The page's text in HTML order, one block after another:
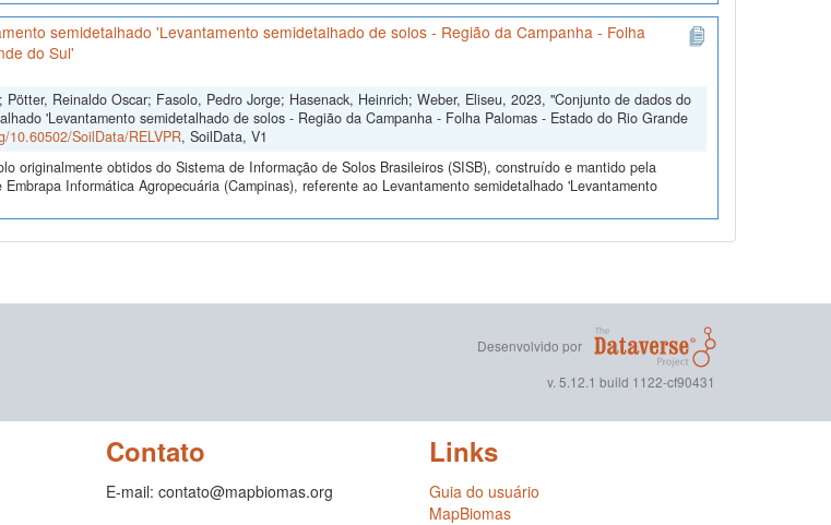
semidetalhado 'Levantamento semidetalhado de solos - Região da Campanha - Folha
do Sul'
Pötter, Reinaldo Oscar; Fasolo, Pedro Jorge; Hasenack, Heinrich; Weber, Eliseu, 2023, "Conjunto de dados do
'Levantamento semidetalhado de solos - Região da Campanha - Folha Palomas - Estado do Rio Grande
10.60502/SoilData/RELVPR, SoilData, V1
originalmente obtidos do Sistema de Informação de Solos Brasileiros (SISB), construído e mantido pela
Informática Agropecuária (Campinas), referente ao Levantamento semidetalhado 'Levantamento
Desenvolvido por
v. 5.12.1 build 1122-cf90431
Contato
E-mail: contato@mapbiomas.org
Links
Guia do usuário
MapBiomas